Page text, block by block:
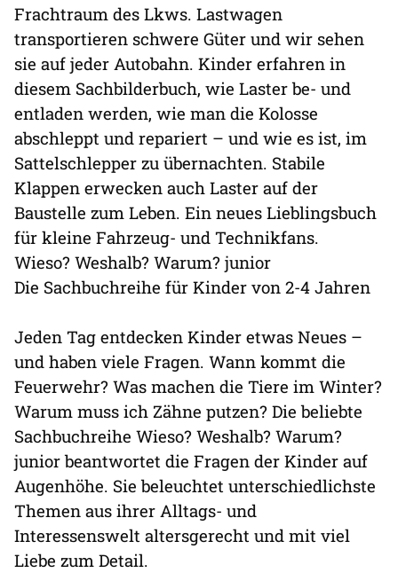
Frachtraum des Lkws. Lastwagen
transportieren schwere Güter und wir sehen
sie auf jeder Autobahn. Kinder erfahren in
diesem Sachbilderbuch, wie Laster be- und
entladen werden, wie man die Kolosse
abschleppt und repariert – und wie es ist, im
Sattelschlepper zu übernachten. Stabile
Klappen erwecken auch Laster auf der
Baustelle zum Leben. Ein neues Lieblingsbuch
für kleine Fahrzeug- und Technikfans.
Wieso? Weshalb? Warum? junior
Die Sachbuchreihe für Kinder von 2-4 Jahren
Jeden Tag entdecken Kinder etwas Neues –
und haben viele Fragen. Wann kommt die
Feuerwehr? Was machen die Tiere im Winter?
Warum muss ich Zähne putzen? Die beliebte
Sachbuchreihe Wieso? Weshalb? Warum?
junior beantwortet die Fragen der Kinder auf
Augenhöhe. Sie beleuchtet unterschiedlichste
Themen aus ihrer Alltags- und
Interessenswelt altersgerecht und mit viel
Liebe zum Detail.